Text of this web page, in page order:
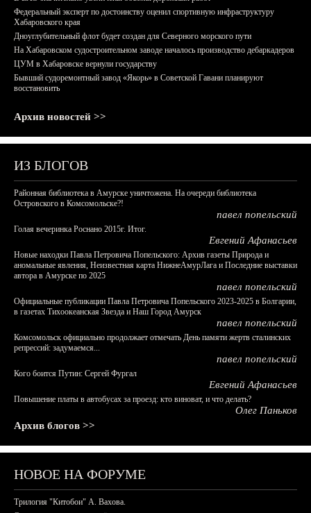
Федеральный эксперт по достоинству оценил спортивную инфраструктуру
Хабаровского края
Дноуглубительный флот будет создан для Северного морского пути
На Хабаровском судостроительном заводе началось производство дебаркадеров
ЦУМ в Хабаровске вернули государству
Бывший судоремонтный завод «Якорь» в Советской Гавани планируют
восстановить
Архив новостей >>
ИЗ БЛОГОВ
Районная библиотека в Амурске уничтожена. На очереди библиотека
Островского в Комсомольске?!
павел попельский
Голая вечеринка Роснано 2015г. Итог.
Евгений Афанасьев
Новые находки Павла Петровича Попельского: Архив газеты Природа и
аномальные явления, Неизвестная карта НижнеАмурЛага и Последние выставки
автора в Амурске по 2025
павел попельский
Официальные публикации Павла Петровича Попельского 2023-2025 в Болгарии,
в газетах Тихоокеанская Звезда и Наш Город Амурск
павел попельский
Комсомольск официально продолжает отмечать День памяти жертв сталинских
репрессий: задумаемся...
павел попельский
Кого боится Путин: Сергей Фургал
Евгений Афанасьев
Повышение платы в автобусах за проезд: кто виноват, и что делать?
Олег Паньков
Архив блогов >>
НОВОЕ НА ФОРУМЕ
Трилогия "Китобои" А. Вахова.